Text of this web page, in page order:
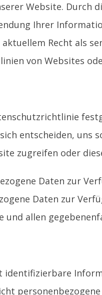
Website. Durch
Ihrer
Recht als
von Websites
entscheiden,
zugreifen oder
Daten zur
Daten zur
allen